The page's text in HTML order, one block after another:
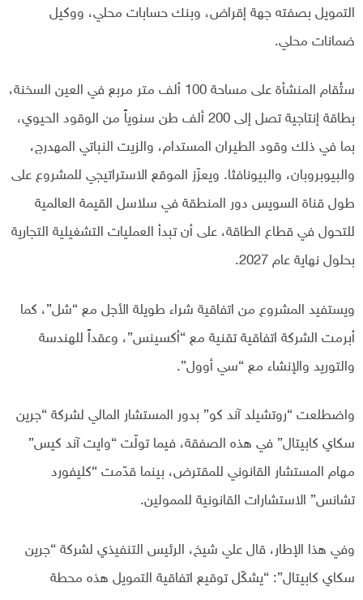
التمويل بصفته جهة إقراض، وبنك حسابات محلي، ووكيل
ضمانات محلي.
ستُقام المنشأة على مساحة 100 ألف متر مربع في العين السخنة،
بطاقة إنتاجية تصل إلى 200 ألف طن سنوياً من الوقود الحيوي،
بما في ذلك وقود الطيران المستدام، والزيت النباتي المهدرج،
والبيوبروبان، والبيونافثا. ويعزّز الموقع الاستراتيجي للمشروع على
طول قناة السويس دور المنطقة في سلاسل القيمة العالمية
للتحول في قطاع الطاقة، على أن تبدأ العمليات التشغيلية التجارية
بحلول نهاية عام 2027.
ويستفيد المشروع من اتفاقية شراء طويلة الأجل مع “شل”، كما
أبرمت الشركة اتفاقية تقنية مع “أكسينس”، وعقداً للهندسة
والتوريد والإنشاء مع “سي أوول”.
واضطلعت “روتشيلد آند كو” بدور المستشار المالي لشركة “جرين
سكاي كابيتال” في هذه الصفقة، فيما تولّت “وايت آند كيس”
مهام المستشار القانوني للمقترض، بينما قدّمت “كليفورد
تشانس” الاستشارات القانونية للممولين.
وفي هذا الإطار، قال علي شيخ، الرئيس التنفيذي لشركة “جرين
سكاي كابيتال”: “يشكّل توقيع اتفاقية التمويل هذه محطة